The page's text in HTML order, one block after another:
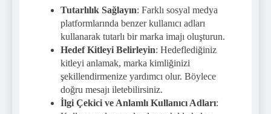
Tutarlılık Sağlayın: Farklı sosyal medya
platformlarında benzer kullanıcı adları
kullanarak tutarlı bir marka imajı oluşturun.
Hedef Kitleyi Belirleyin: Hedeflediğiniz
kitleyi anlamak, marka kimliğinizi
şekillendirmenize yardımcı olur. Böylece
doğru mesajı iletebilirsiniz.
İlgi Çekici ve Anlamlı Kullanıcı Adları: